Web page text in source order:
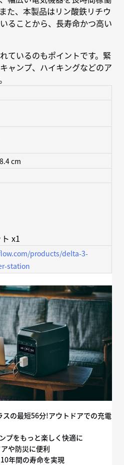
た、本製品はリン酸鉄リチウ
ることから、長寿命かつ高い
ているのもポイントです。緊
ャンプ、ハイキングなどのア
cm
x1
products/delta-3-
station
スの最短56分!アウトドアでの充電
プをもっと楽しく快適に
や防災に便利
年間の寿命を実現